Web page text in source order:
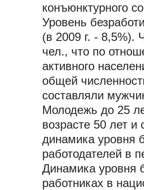
конъюнктурного
Уровень
(в 2009 г. - 8,5%).
чел., что по
активного
общей
составляли
Молодежь до 25
возрасте 50 лет
динамика уровня
работодателей в
Динамика уровня
работниках в